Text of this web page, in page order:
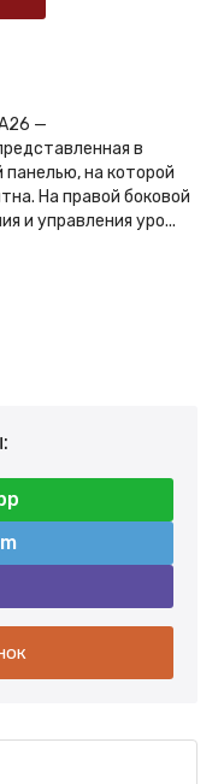
—
в
панелью, на которой
На правой боковой
и управления уро...